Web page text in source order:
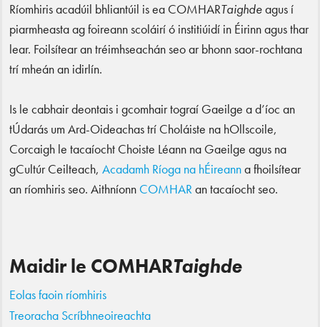
Ríomhiris acadúil bhliantúil is ea COMHARTaighdeagus í
piarmheasta ag foireann scoláirí ó institiúidí in Éirinn agus thar
lear. Foilsítear an tréimhseachán seo ar bhonn saor-rochtana
trí mheán an idirlín.
Is le cabhair deontais i gcomhair tograí Gaeilge a d’íoc an
tÚdarás um Ard-Oideachas trí Choláiste na hOllscoile,
Corcaigh le tacaíocht Choiste Léann na Gaeilge agus na
gCultúr Ceilteach, Acadamh Ríoga na hÉireanna fhoilsítear
an ríomhiris seo. Aithníonn COMHARan tacaíocht seo.
Maidir le COMHARTaighde
Eolas faoin ríomhiris
Treoracha Scríbhneoireachta